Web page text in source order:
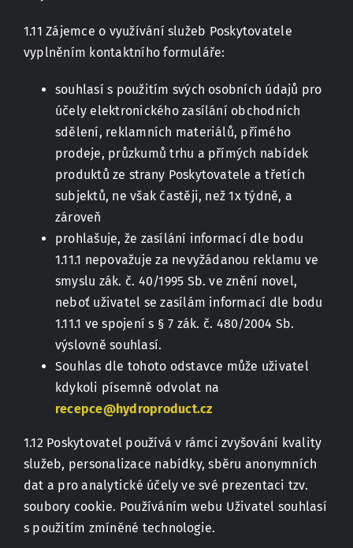
1.11 Zájemce o využívání služeb Poskytovatele
vyplněním kontaktního formuláře:
souhlasí s použitím svých osobních údajů pro
účely elektronického zasílání obchodních
sdělení, reklamních materiálů, přímého
prodeje, průzkumů trhu a přímých nabídek
produktů ze strany Poskytovatele a třetích
subjektů, ne však častěji, než 1x týdně, a
zároveň
prohlašuje, že zasílání informací dle bodu
1.11.1 nepovažuje za nevyžádanou reklamu ve
smyslu zák. č. 40/1995 Sb. ve znění novel,
neboť uživatel se zasílám informací dle bodu
1.11.1 ve spojení s § 7 zák. č. 480/2004 Sb.
výslovně souhlasí.
Souhlas dle tohoto odstavce může uživatel
kdykoli písemně odvolat na
recepce@hydroproduct.cz
1.12 Poskytovatel používá v rámci zvyšování kvality
služeb, personalizace nabídky, sběru anonymních
dat a pro analytické účely ve své prezentaci tzv.
soubory cookie. Používáním webu Uživatel souhlasí
s použitím zmíněné technologie.